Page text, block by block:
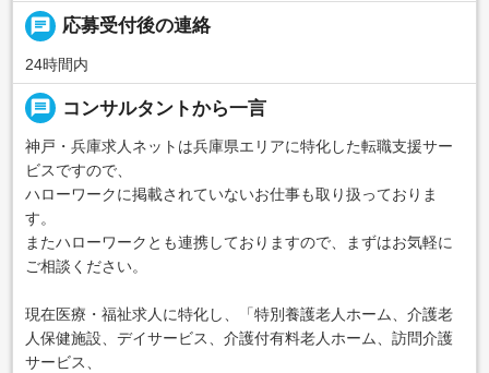
chat 応募受付後の連絡
24時間内
message コンサルタントから一言
神戸・兵庫求人ネットは兵庫県エリアに特化した転職支援サー
ビスですので、
ハローワークに掲載されていないお仕事も取り扱っておりま
す。
またハローワークとも連携しておりますので、まずはお気軽に
ご相談ください。
現在医療・福祉求人に特化し、「特別養護老人ホーム、介護老
人保健施設、デイサービス、介護付有料老人ホーム、訪問介護
サービス、